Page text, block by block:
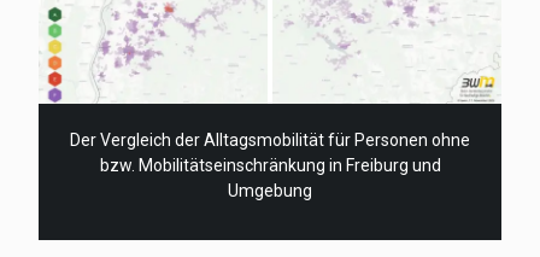
Der Vergleich der Alltagsmobilität für Personen ohne
bzw. Mobilitätseinschränkung in Freiburg und
Umgebung